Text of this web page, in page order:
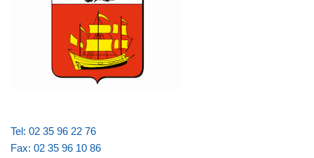
Tel: 02 35 96 22 76
Fax: 02 35 96 10 86